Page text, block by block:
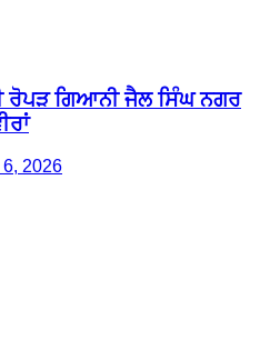
ਰੋਪੜ ਗਿਆਨੀ ਜੈਲ ਸਿੰਘ ਨਗਰ
2026